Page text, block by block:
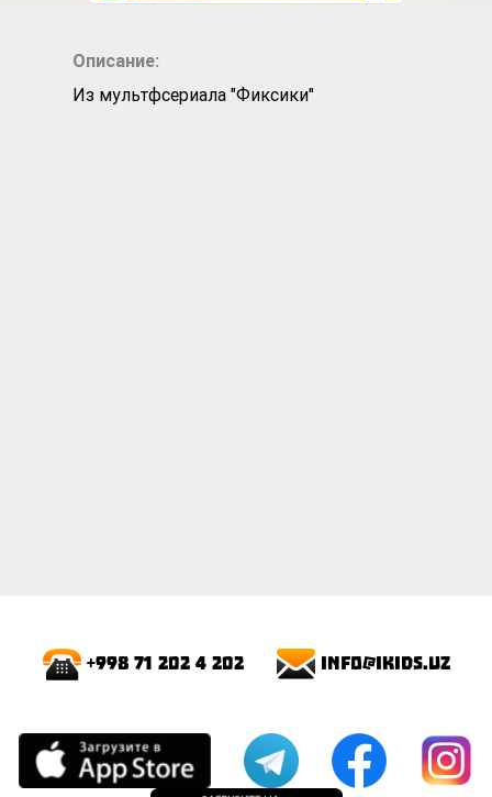
Описание:
Из мультфсериала "Фиксики"
+998 71 202 4 202 info@ikids.uz